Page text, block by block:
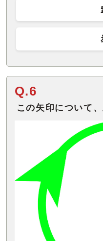
Q.6
この矢印について